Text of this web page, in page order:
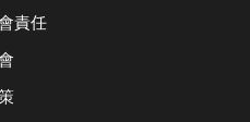
責任